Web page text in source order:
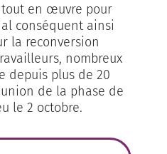
tout en œuvre pour
conséquent ainsi
la reconversion
nombreux
depuis plus de 20
de la phase de
le 2 octobre.